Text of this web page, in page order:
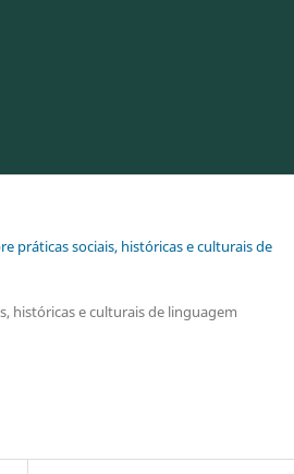
práticas sociais, históricas e culturais de
históricas e culturais de linguagem